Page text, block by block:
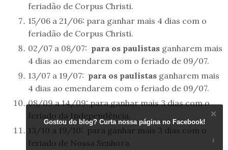
feriadão de Corpus Christi.
15/06 a 21/06: para ganhar mais 4 dias com o
feriadão de Corpus Christi.
02/07 a 08/07: para os paulistasganharem mais
4 dias ao emendarem com o feriado de 09/07.
13/07 a 19/07: para os paulistasganharem mais
4 dias ao emendarem com o feriado de 09/07.
08/09 a 14/09: para ganhar mais 3 dias com o
feriado da Independência.
13/10 a 19/10: para ganhar mais 3 dias com o
feriado de Nossa Senhora.
Gostou do blog? Curta nossa página no Facebook!